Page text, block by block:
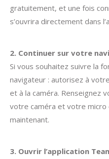
gratuitement, et une fois
s’ouvrira directement dans
2. Continuer sur votre
Si vous souhaitez suivre la
navigateur : autorisez à
et à la caméra. Renseignez
votre caméra et votre micro
maintenant.
3. Ouvrir l’application